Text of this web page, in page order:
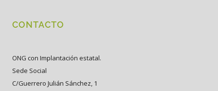
CONTACTO
ONG con Implantación estatal.
Sede Social
C/Guerrero Julián Sánchez, 1